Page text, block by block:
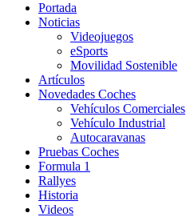
Portada
Noticias
Videojuegos
eSports
Movilidad Sostenible
Artículos
Novedades Coches
Vehículos Comerciales
Vehículo Industrial
Autocaravanas
Pruebas Coches
Formula 1
Rallyes
Historia
Videos